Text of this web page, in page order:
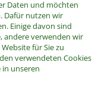
Daten und möchten
Dafür nutzen wir
Einige davon sind
andere verwenden wir
für Sie zu
verwendeten Cookies
unseren